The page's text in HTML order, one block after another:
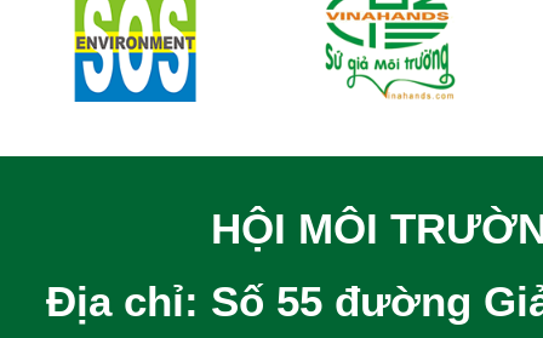
HỘI MÔI
Địa chỉ: Số 55 đường